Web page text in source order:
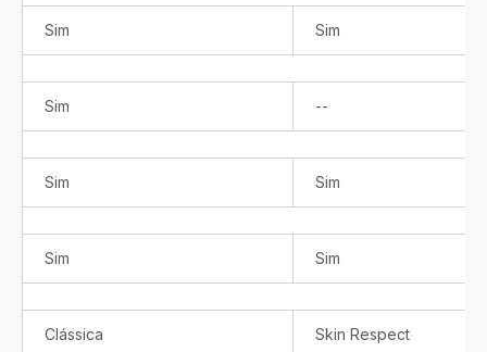
Sim Sim
Sim --
disponível
Sim Sim
Sim Sim
Clássica Skin Respect